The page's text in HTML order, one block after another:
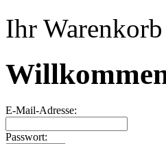
Ihr
E-Mail-Adresse:
Passwort: